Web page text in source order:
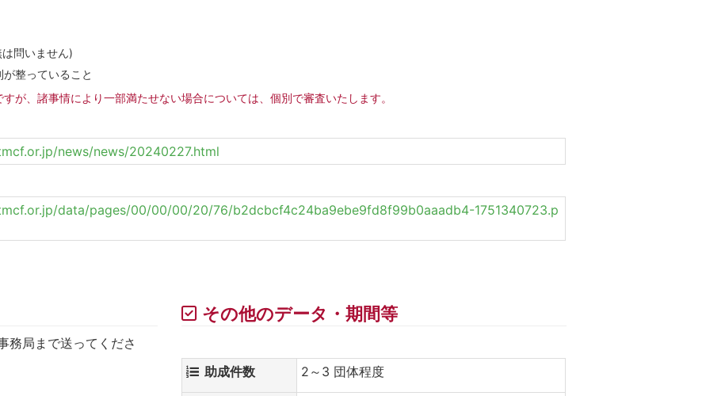
問いません)
整っていること
が、諸事情により一部満たせない場合については、個別で審査いたします。
news/news/20240227.html
data/pages/00/00/00/20/76/b2dcbcf4c24ba9ebe9fd8f99b0aaadb4-1751340723.p
務局まで送ってくださ
その他のデータ・期間等
助成件数 2～3 団体程度